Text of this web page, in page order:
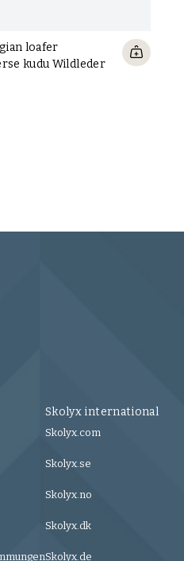
loafer
kudu Wildleder
Skolyx international
Skolyx.com
Skolyx.se
Skolyx.no
Skolyx.dk
Skolyx.de